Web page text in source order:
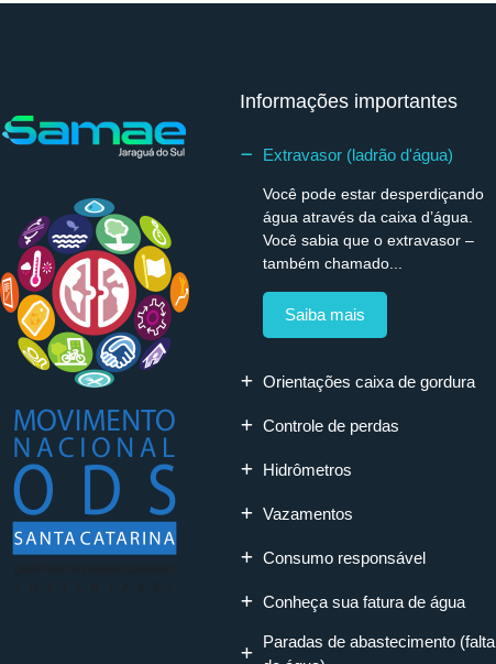
Informações importantes
Extravasor (ladrão d'água)
Você pode estar desperdiçando
água através da caixa d’água.
Você sabia que o extravasor –
também chamado...
Saiba mais
Orientações caixa de gordura
Controle de perdas
Hidrômetros
Vazamentos
Consumo responsável
Conheça sua fatura de água
Paradas de abastecimento (falta